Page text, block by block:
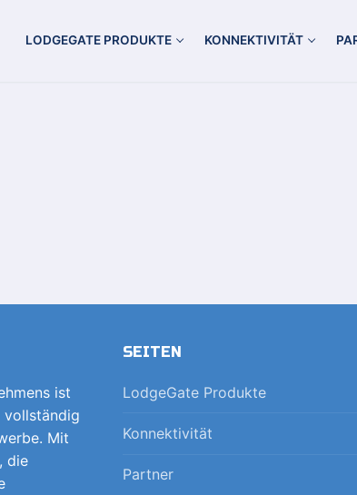
LODGEGATE PRODUKTE KONNEKTIVITÄT
ist
Mit
die
SEITEN
LodgeGate Produkte
Konnektivität
Partner